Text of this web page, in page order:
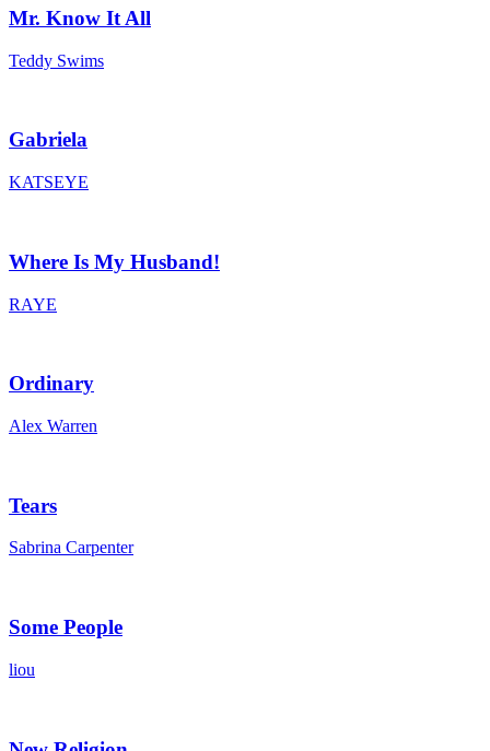
Mr. Know It All
Teddy Swims
Gabriela
KATSEYE
Where Is My Husband!
RAYE
Ordinary
Alex Warren
Tears
Sabrina Carpenter
Some People
liou